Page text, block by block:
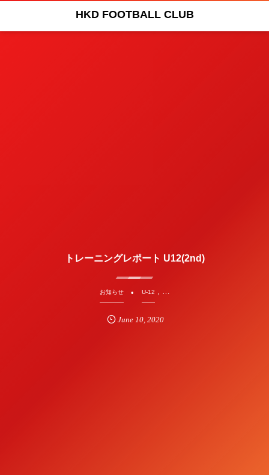
HKD FOOTBALL CLUB
トレーニングレポート U12(2nd)
お知らせ U-12 , …
June 10,2020